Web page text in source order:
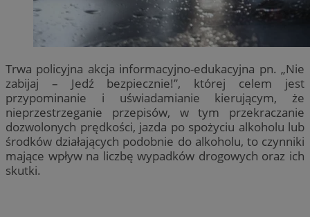
Trwa policyjna akcja informacyjno-edukacyjna pn. „Nie
zabijaj – Jedź bezpiecznie!”, której celem jest
przypominanie i uświadamianie kierującym, że
nieprzestrzeganie przepisów, w tym przekraczanie
dozwolonych prędkości, jazda po spożyciu alkoholu lub
środków działających podobnie do alkoholu, to czynniki
mające wpływ na liczbę wypadków drogowych oraz ich
skutki.